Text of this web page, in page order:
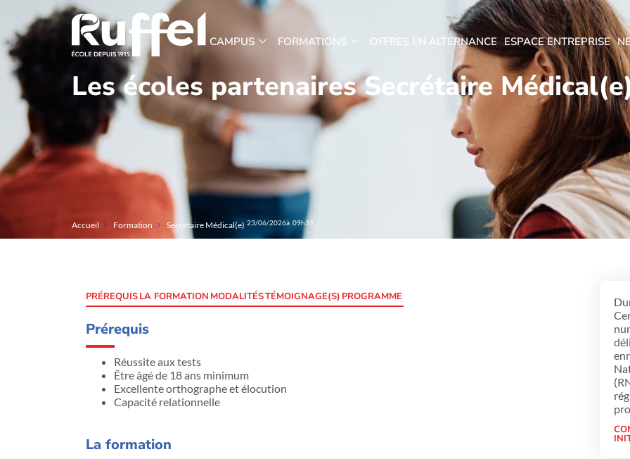
CAMPUS FORMATIONS OFFRES EN ALTERNANCE ESPACE ENTREPRISE
Les écoles partenaires Secrétaire
Accueil Formation Secrétaire Médical(e) 23/06/2026à 09h35
PRÉREQUISLA FORMATION MODALITÉSTÉMOIGNAGE(S) PROGRAMME
Prérequis
Réussite aux tests
Être âgé de 18 ans minimum
Excellente orthographe et élocution
Capacité relationnelle
La formation